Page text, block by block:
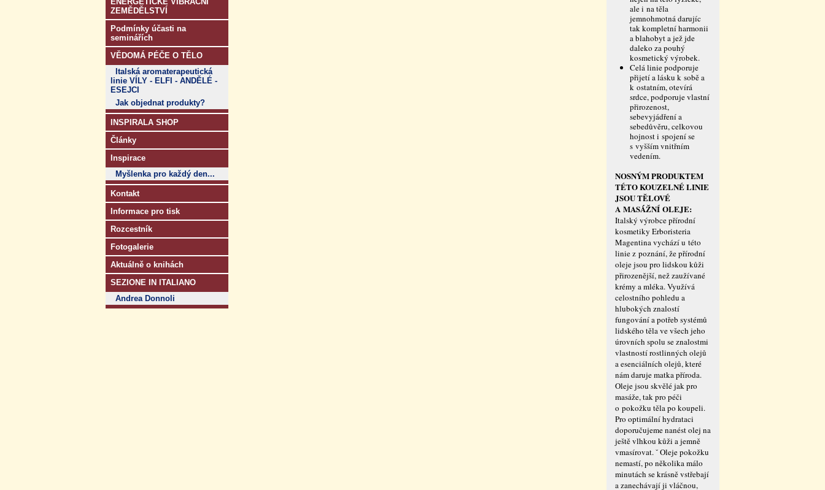
ZEMĚDĚLSTVÍ
Podmínky účasti na
seminářích
VĚDOMÁ PÉČE O TĚLO
Italská aromaterapeutická
linie VÍLY - ELFI - ANDĚLÉ -
ESEJCI
Jak objednat produkty?
INSPIRALA SHOP
Články
Inspirace
Myšlenka pro každý den...
Kontakt
Informace pro tisk
Rozcestník
Fotogalerie
Aktuálně o knihách
SEZIONE IN ITALIANO
Andrea Donnoli
ale i na těla
jemnohmotná darujíc
tak kompletní harmonii
a blahobyt a jež jde
daleko za pouhý
kosmetický výrobek.
Celá linie podporuje
přijetí a lásku k sobě a
k ostatním, otevírá
srdce, podporuje vlastní
přirozenost,
sebevyjádření a
sebedůvěru, celkovou
hojnost i spojení se
s vyšším vnitřním
vedením.
NOSNÝM PRODUKTEM
TÉTO KOUZELNÉ LINIE
JSOU TĚLOVÉ
A MASÁŽNÍ OLEJE:
Italský výrobce přírodní
kosmetiky Erboristeria
Magentina vychází u této
linie z poznání, že přírodní
oleje jsou pro lidskou kůži
přirozenější, než zaužívané
krémy a mléka. Využívá
celostního pohledu a
hlubokých znalostí
fungování a potřeb systémů
lidského těla ve všech jeho
úrovních spolu se znalostmi
vlastností rostlinných olejů
a esenciálních olejů, které
nám daruje matka příroda.
Oleje jsou skvělé jak pro
masáže, tak pro péči
o pokožku těla po koupeli.
Pro optimální hydrataci
doporučujeme nanést olej na
ještě vlhkou kůži a jemně
vmasírovat. ˇ Oleje pokožku
nemastí, po několika málo
minutách se krásně vstřebají
a zanechávají ji vláčnou,